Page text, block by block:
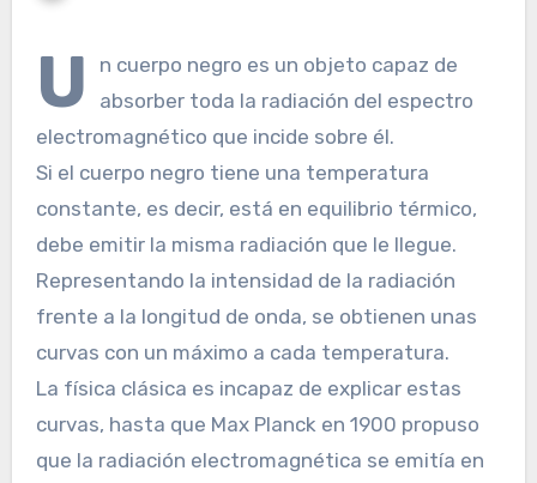
U
n cuerpo negro es un objeto capaz de
absorber toda la radiación del espectro
electromagnético que incide sobre él.
Si el cuerpo negro tiene una temperatura
constante, es decir, está en equilibrio térmico,
debe emitir la misma radiación que le llegue.
Representando la intensidad de la radiación
frente a la longitud de onda, se obtienen unas
curvas con un máximo a cada temperatura.
La física clásica es incapaz de explicar estas
curvas, hasta que Max Planck en 1900 propuso
que la radiación electromagnética se emitía en